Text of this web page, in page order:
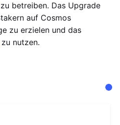
zu betreiben. Das Upgrade
auf Cosmos
zu erzielen und das
zu nutzen.